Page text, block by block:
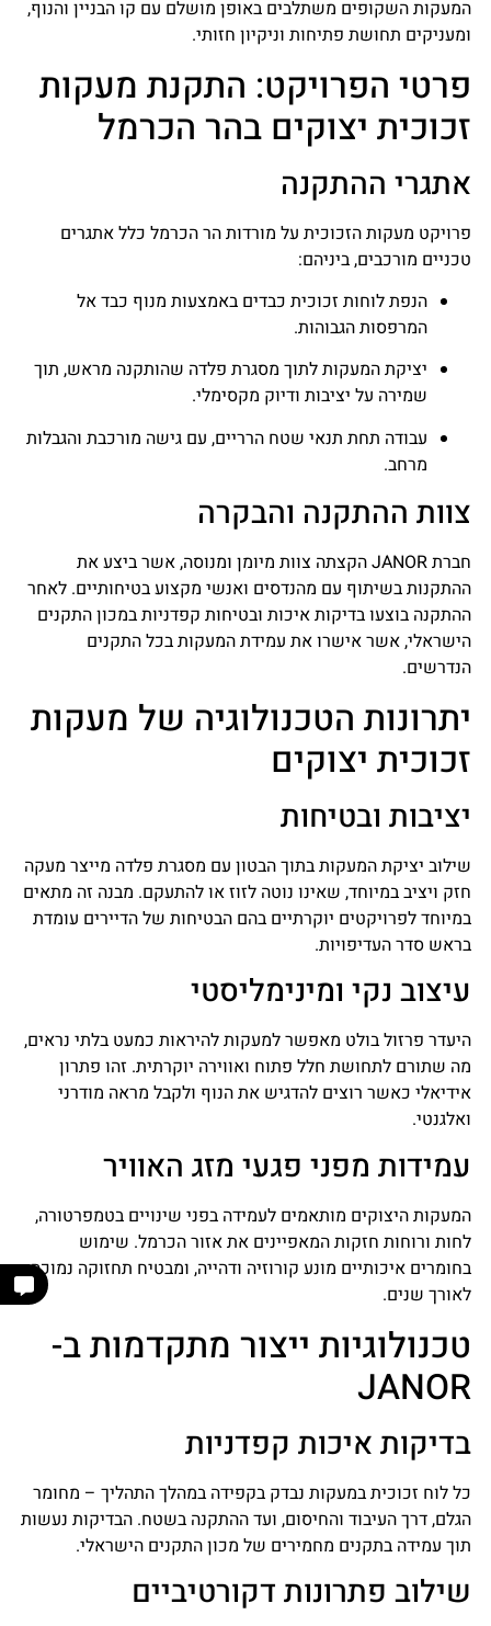
המעקות השקופים משתלבים באופן מושלם עם קו הבניין והנוף,
ומעניקים תחושת פתיחות וניקיון חזותי.
פרטי הפרויקט: התקנת מעקות
זכוכית יצוקים בהר הכרמל
אתגרי ההתקנה
פרויקט מעקות הזכוכית על מורדות הר הכרמל כלל אתגרים
טכניים מורכבים, ביניהם:
הנפת לוחות זכוכית כבדים באמצעות מנוף כבד אל
המרפסות הגבוהות.
יציקת המעקות לתוך מסגרת פלדה שהותקנה מראש, תוך
שמירה על יציבות ודיוק מקסימלי.
עבודה תחת תנאי שטח הרריים, עם גישה מורכבת והגבלות
מרחב.
צוות ההתקנה והבקרה
חברת JANOR הקצתה צוות מיומן ומנוסה, אשר ביצע את
ההתקנות בשיתוף עם מהנדסים ואנשי מקצוע בטיחותיים. לאחר
ההתקנה בוצעו בדיקות איכות ובטיחות קפדניות במכון התקנים
הישראלי, אשר אישרו את עמידת המעקות בכל התקנים
הנדרשים.
יתרונות הטכנולוגיה של מעקות
זכוכית יצוקים
יציבות ובטיחות
שילוב יציקת המעקות בתוך הבטון עם מסגרת פלדה מייצר מעקה
חזק ויציב במיוחד, שאינו נוטה לזוז או להתעקם. מבנה זה מתאים
במיוחד לפרויקטים יוקרתיים בהם הבטיחות של הדיירים עומדת
בראש סדר העדיפויות.
עיצוב נקי ומינימליסטי
היעדר פרזול בולט מאפשר למעקות להיראות כמעט בלתי נראים,
מה שתורם לתחושת חלל פתוח ואווירה יוקרתית. זהו פתרון
אידיאלי כאשר רוצים להדגיש את הנוף ולקבל מראה מודרני
ואלגנטי.
עמידות מפני פגעי מזג האוויר
המעקות היצוקים מותאמים לעמידה בפני שינויים בטמפרטורה,
לחות ורוחות חזקות המאפיינים את אזור הכרמל. שימוש
בחומרים איכותיים מונע קורוזיה ודהייה, ומבטיח תחזוקה נמוכה
לאורך שנים.
טכנולוגיות ייצור מתקדמות ב-
JANOR
בדיקות איכות קפדניות
כל לוח זכוכית במעקות נבדק בקפידה במהלך התהליך – מחומר
הגלם, דרך העיבוד והחיסום, ועד ההתקנה בשטח. הבדיקות נעשות
תוך עמידה בתקנים מחמירים של מכון התקנים הישראלי.
שילוב פתרונות דקורטיביים